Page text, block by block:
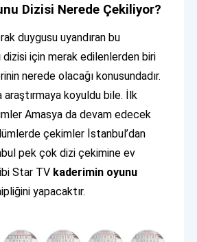
Dizisi Nerede Çekiliyor?
duygusu uyandıran bu
dizisi için merak edilenlerden biri
nerede olacağı konusundadır.
araştırmaya koyuldu bile. İlk
Amasya da devam edecek
çekimler İstanbul’dan
pek çok dizi çekimine ev
Star TV kaderimin oyunu
yapacaktır.